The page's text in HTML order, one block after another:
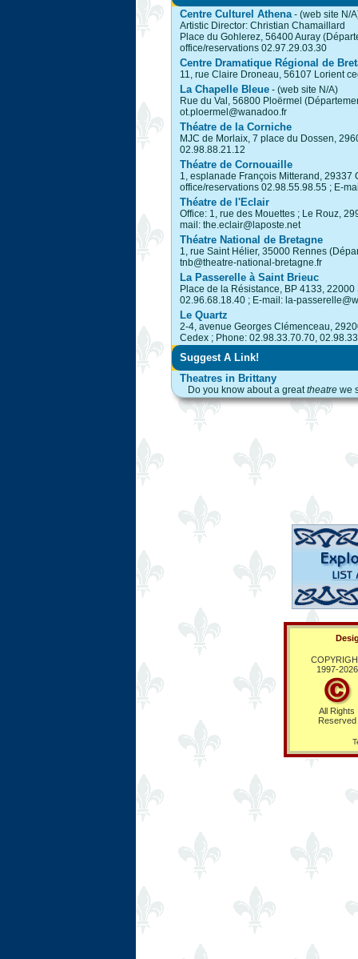
Centre Culturel Athena- (web site N/
Artistic Director: Christian Chamaillard
Place du Gohlerez, 56400 Auray
office/reservations 02.97.29.03.30
Centre Dramatique Régional de
11, rue Claire Droneau, 56107 Lorient
La Chapelle Bleue- (web site N/A)
Rue du Val, 56800 Ploërmel
ot.ploermel@wanadoo.fr
Théatre de la Corniche
MJC de Morlaix, 7 place du Dossen,
02.98.88.21.12
Théatre de Cornouaille
1, esplanade François Mitterand, 29337
office/reservations 02.98.55.98.55 ; E-
Théatre de l'Eclair
Office: 1, rue des Mouettes ; Le Rouz,
mail: the.eclair@laposte.net
Théatre National de Bretagne
1, rue Saint Hélier, 35000 Rennes
tnb@theatre-national-bretagne.fr
La Passerelle à Saint Brieuc
Place de la Résistance, BP 4133,
02.96.68.18.40 ; E-mail: la-
Le Quartz
2-4, avenue Georges Clémenceau,
Cedex ; Phone: 02.98.33.70.70,
Suggest A Link!
Theatres in Brittany
Do you know about a greattheatrewe
1997-2026
All Rights
Reserved